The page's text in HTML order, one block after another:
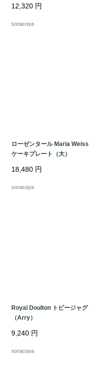
12,320 円
soracoya
ローゼンタール Maria Weiss
ケーキプレート（大）
18,480 円
soracoya
Royal Doulton トビージャグ
（Arry）
9,240 円
soracoya